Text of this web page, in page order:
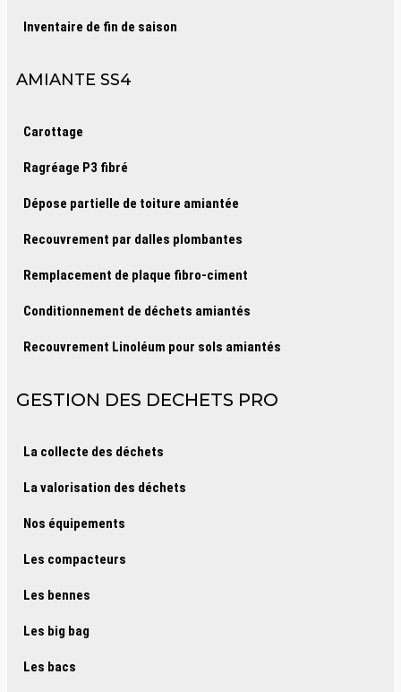
Inventaire de fin de saison
AMIANTE SS4
Carottage
Ragréage P3 fibré
Dépose partielle de toiture amiantée
Recouvrement par dalles plombantes
Remplacement de plaque fibro-ciment
Conditionnement de déchets amiantés
Recouvrement Linoléum pour sols amiantés
GESTION DES DECHETS PRO
La collecte des déchets
La valorisation des déchets
Nos équipements
Les compacteurs
Les bennes
Les big bag
Les bacs